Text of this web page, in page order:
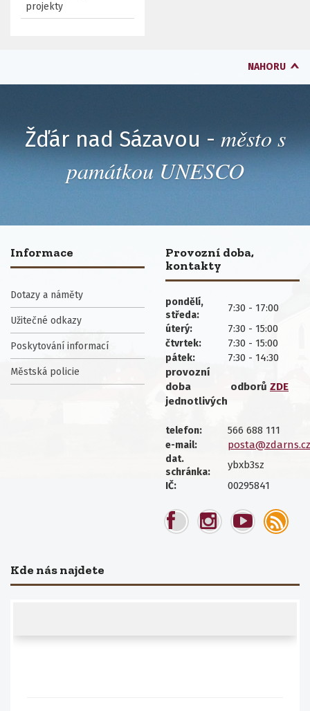
projekty
NAHORU
Žďár nad Sázavou - město s
památkou UNESCO
Informace
Dotazy a náměty
Užitečné odkazy
Poskytování informací
Městská policie
Provozní doba,
kontakty
pondělí,
středa:
7:30 - 17:00
úterý: 7:30 - 15:00
čtvrtek: 7:30 - 15:00
pátek:
7:30 - 14:30
provozní
doba
jednotlivých
odborů ZDE
telefon: 566 688 111
e-mail: posta@zdarns.cz
dat.
schránka:
ybxb3sz
IČ: 00295841
Kde nás najdete